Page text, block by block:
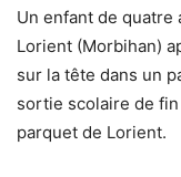
Un enfant de quatre
Lorient (Morbihan)
sur la tête dans un
sortie scolaire de fin
parquet de Lorient.